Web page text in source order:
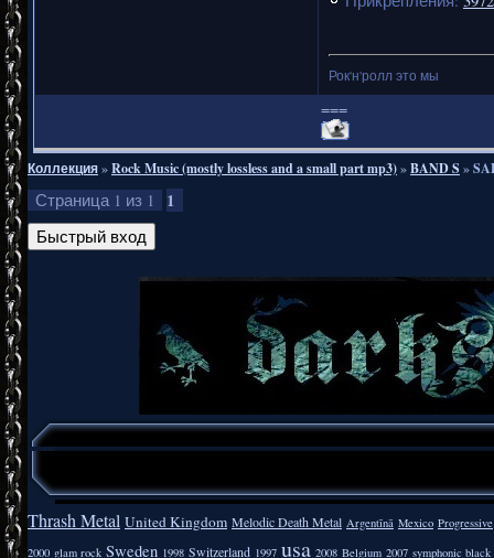
Рок'н'ролл это мы
===
Коллекция»Rock Music (mostly lossless and a small part mp3)»BAND S »
Страница 1 из 1 1
Thrash Metal United Kingdom Melodic Death Metal Argentīnā Mexico Progressive
2000 glam rock Sweden 1998 Switzerland 1997 usa 2008 Belgium 2007 symphonic